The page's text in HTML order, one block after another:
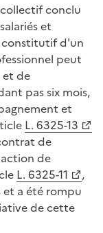
conclu
et
constitutif d'un
peut
de
pas six mois,
et
L. 6325-13
de
de
L. 6325-11
,
a été rompu
de cette